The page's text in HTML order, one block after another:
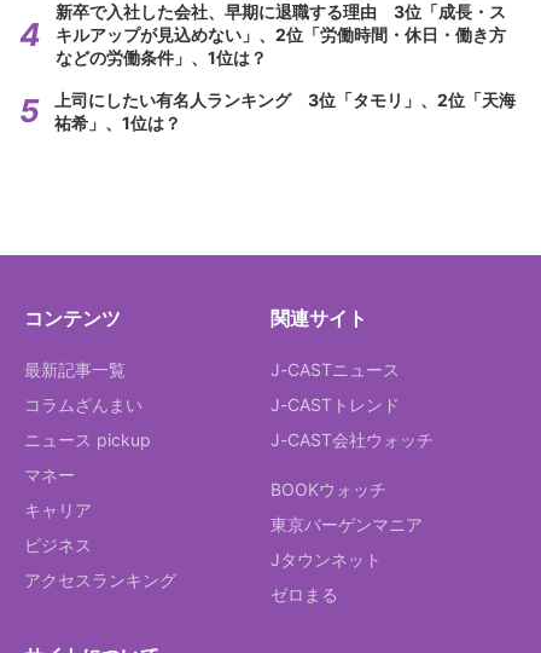
新卒で入社した会社、早期に退職する理由 3位「成長・ス
キルアップが見込めない」、2位「労働時間・休日・働き方
などの労働条件」、1位は？
上司にしたい有名人ランキング 3位「タモリ」、2位「天海
祐希」、1位は？
コンテンツ
最新記事一覧
コラムざんまい
ニュース pickup
マネー
キャリア
ビジネス
アクセスランキング
関連サイト
J-CASTニュース
J-CASTトレンド
J-CAST会社ウォッチ
BOOKウォッチ
東京バーゲンマニア
Jタウンネット
ゼロまる